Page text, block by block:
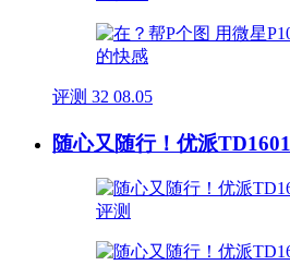
评测 32 08.05
随心又随行！优派